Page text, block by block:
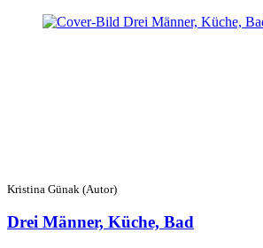
Kristina Günak (Autor)
Drei Männer, Küche, Bad